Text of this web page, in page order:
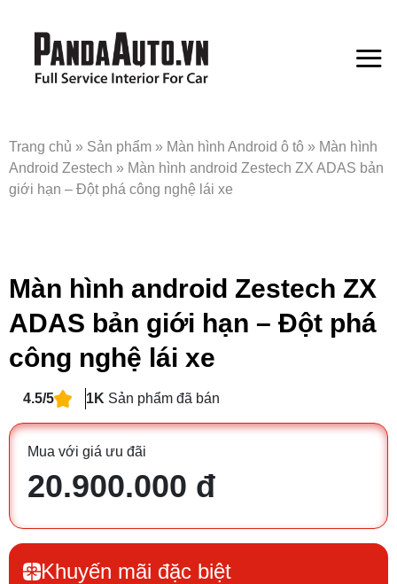
Trang chủ » Sản phẩm » Màn hình Android ô tô » Màn hình
Android Zestech » Màn hình android Zestech ZX ADAS bản
giới hạn – Đột phá công nghệ lái xe
Màn hình android Zestech ZX
ADAS bản giới hạn – Đột phá
công nghệ lái xe
4.5/5 1K Sản phẩm đã bán
Mua với giá ưu đãi
20.900.000 đ
Khuyến mãi đặc biệt